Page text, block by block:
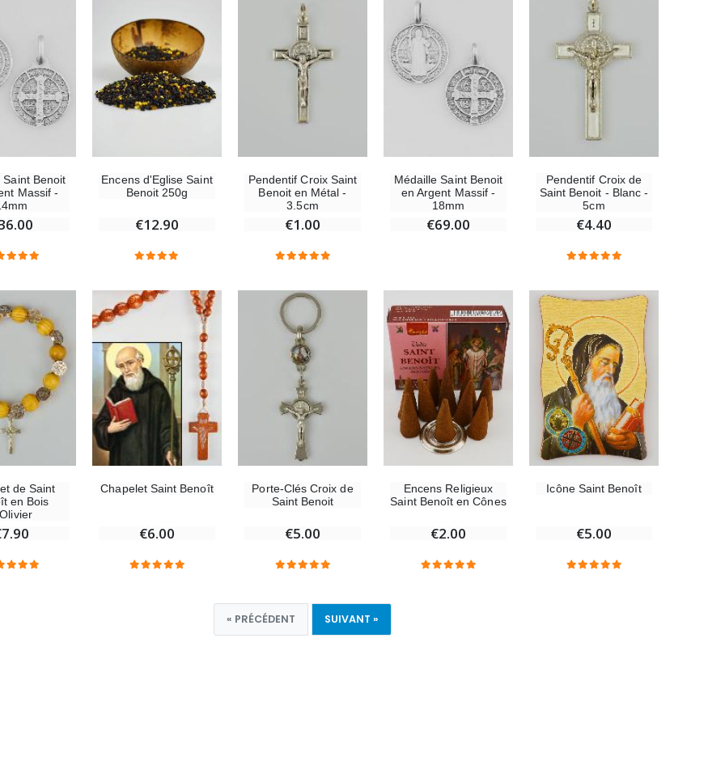
Saint Benoit
Massif -
Encens d'Eglise Saint
Benoit 250g
€12.90
Pendentif Croix Saint
Benoit en Métal -
3.5cm
€1.00
Médaille Saint Benoit
en Argent Massif -
18mm
€69.00
Pendentif Croix de
Saint Benoit - Blanc -
5cm
€4.40
de Saint
en Bois
Chapelet Saint Benoît
€6.00
Porte-Clés Croix de
Saint Benoit
€5.00
Encens Religieux
Saint Benoît en Cônes
€2.00
Icône Saint Benoît
€5.00
« PRÉCÉDENT SUIVANT »